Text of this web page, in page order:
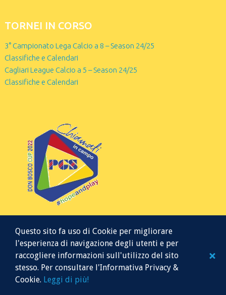
TORNEI IN CORSO
3° Campionato Lega Calcio a 8 – Season 24/25
Classifiche e Calendari
Cagliari League Calcio a 5 – Season 24/25
Classifiche e Calendari
© 2026 Mr Soccer 5
Website managed by K.B.K. Servizi
Questo sito fa uso di Cookie per migliorare
l'esperienza di navigazione degli utenti e per
raccogliere informazioni sull'utilizzo del sito
stesso. Per consultare l'Informativa Privacy &
Cookie. Leggi di più!